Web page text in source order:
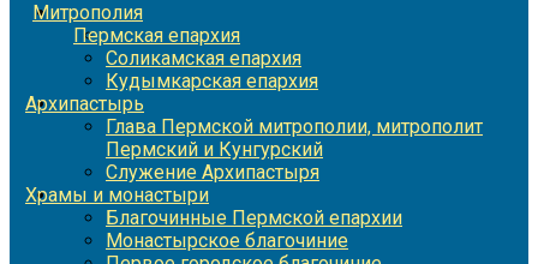
Митрополия
Пермская епархия
Соликамская епархия
Кудымкарская епархия
Архипастырь
Глава Пермской митрополии, митрополит
Пермский и Кунгурский
Служение Архипастыря
Храмы и монастыри
Благочинные Пермской епархии
Монастырское благочиние